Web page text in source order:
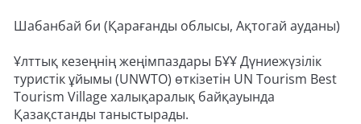
Шабанбай би (Қарағанды облысы, Ақтогай ауданы)
Ұлттық кезеңнің жеңімпаздары БҰҰ Дүниежүзілік
туристік ұйымы (UNWTO) өткізетін UN Tourism Best
Tourism Village халықаралық байқауында
Қазақстанды таныстырады.